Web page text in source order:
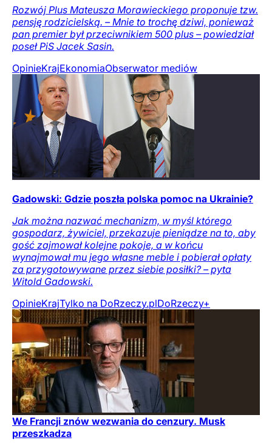
Rozwój Plus Mateusza Morawieckiego proponuje tzw.
pensję rodzicielską. – Mnie to trochę dziwi, ponieważ
pan premier był przeciwnikiem 500 plus – powiedział
poseł PiS Jacek Sasin.
OpinieKrajEkonomiaObserwator mediów
Gadowski: Gdzie poszła polska pomoc na Ukrainie?
Jak można nazwać mechanizm, w myśl którego
gospodarz, żywiciel, przekazuje pieniądze na to, aby
gość zajmował kolejne pokoje, a w końcu
wynajmował mu jego własne meble i pobierał opłaty
za przygotowywane przez siebie posiłki? – pyta
Witold Gadowski.
OpinieKrajTylko na DoRzeczy.plDoRzeczy+
We Francji znów wezwania do cenzury. Musk
przeszkadza